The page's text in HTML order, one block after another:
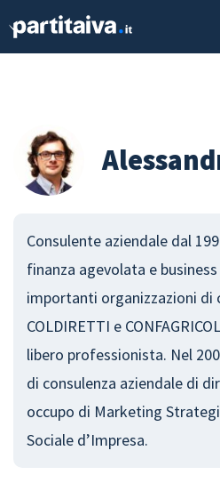
Consulente aziendale dal
finanza agevolata e
importanti organizzazioni di
COLDIRETTI e
libero professionista. Nel
di consulenza aziendale di
occupo di Marketing
Sociale d’Impresa.